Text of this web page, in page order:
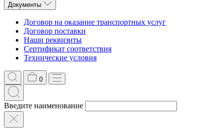
Документы
Договор на оказание транспортных услуг
Договор поставки
Наши реквизиты
Сертификат соответствия
Технические условия
0
Введите наименование